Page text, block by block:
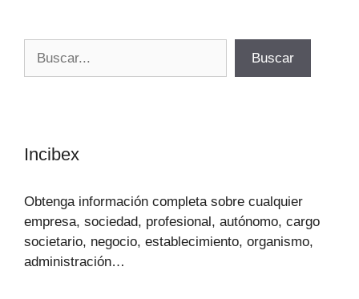
Buscar
Incibex
Obtenga información completa sobre cualquier
empresa, sociedad, profesional, autónomo, cargo
societario, negocio, establecimiento, organismo,
administración…